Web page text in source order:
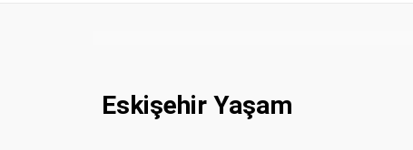
Eskişehir Yaşam